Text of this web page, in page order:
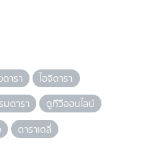
ดารา
ไอจีดารา
มดารา
ดูทีวีออนไลน์
ดาราเดลี่